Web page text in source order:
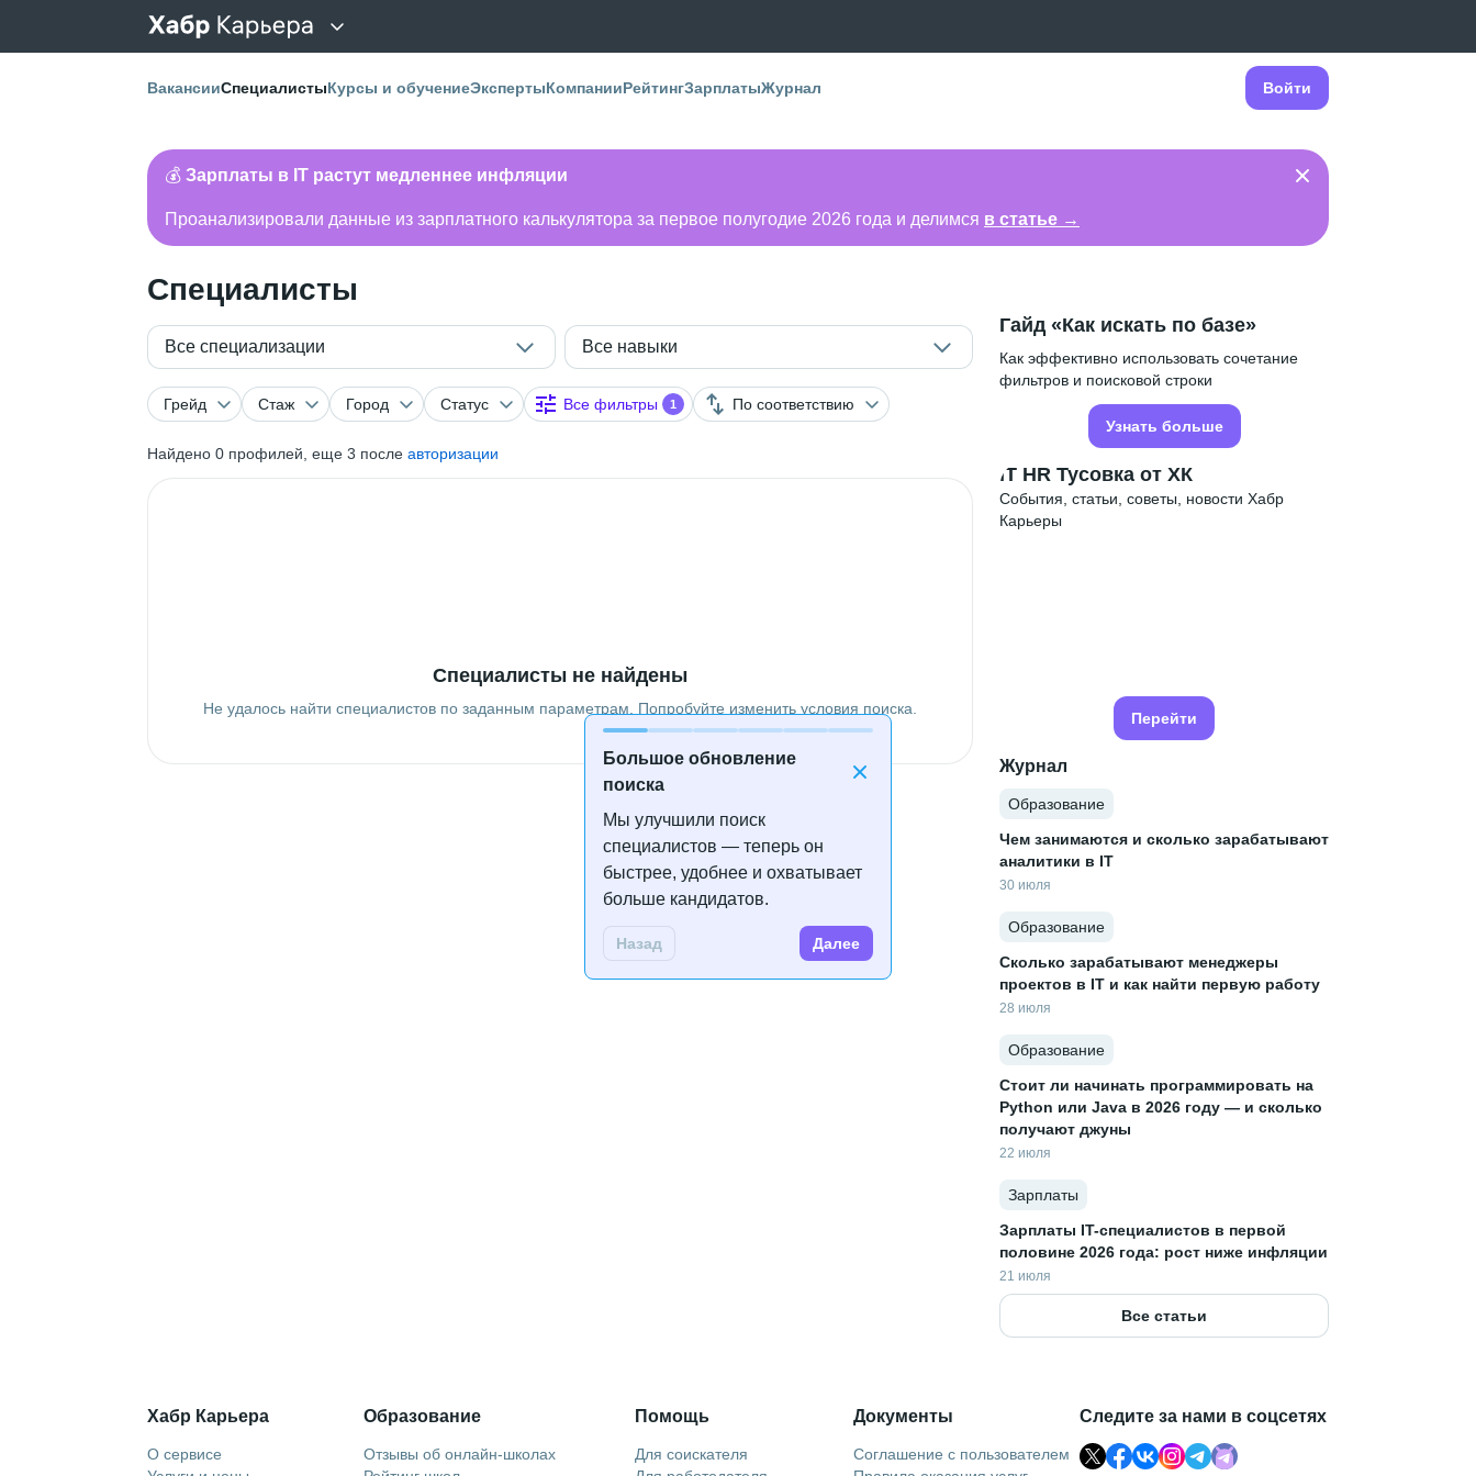
ВакансииСпециалистыКурсы и обучениеЭкспертыКомпанииРейтингЗарплатыЖурнал Войти
💰 Зарплаты в IT растут медленнее инфляции
Проанализировали данные из зарплатного калькулятора за первое полугодие 2026 года и делимся в статье →
Специалисты
Все специализации Все навыки
Грейд Стаж Город Статус Все фильтры 1 По соответствию
Найдено 0 профилей, еще 3 после авторизации
Большое обновление
поиска
Мы улучшили поиск
специалистов — теперь он
быстрее, удобнее и охватывает
больше кандидатов.
Назад Далее
Специалисты не найдены
Не удалось найти специалистов по заданным параметрам. Попробуйте изменить условия поиска.
Гайд «Как искать по базе»
Как эффективно использовать сочетание
фильтров и поисковой строки
Узнать больше
IT HR Тусовка от ХК
События, статьи, советы, новости Хабр
Карьеры
Перейти
Журнал
Образование
Чем занимаются и сколько зарабатывают
аналитики в IT
30 июля
Образование
Сколько зарабатывают менеджеры
проектов в IT и как найти первую работу
28 июля
Образование
Стоит ли начинать программировать на
Python или Java в 2026 году — и сколько
получают джуны
22 июля
Зарплаты
Зарплаты IT-специалистов в первой
половине 2026 года: рост ниже инфляции
21 июля
Все статьи
Хабр Карьера
О сервисе
Образование
Отзывы об онлайн-школах
Помощь
Для соискателя
Документы
Соглашение с пользователем
Следите за нами в соцсетях